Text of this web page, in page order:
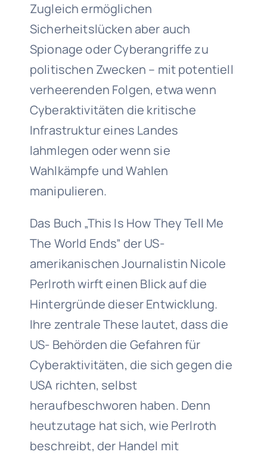
Zugleich ermöglichen
Sicherheitslücken aber auch
Spionage oder Cyberangriffe zu
politischen Zwecken – mit potentiell
verheerenden Folgen, etwa wenn
Cyberaktivitäten die kritische
Infrastruktur eines Landes
lahmlegen oder wenn sie
Wahlkämpfe und Wahlen
manipulieren.
Das Buch „This Is How They Tell Me
The World Ends” der US-
amerikanischen Journalistin Nicole
Perlroth wirft einen Blick auf die
Hintergründe dieser Entwicklung.
Ihre zentrale These lautet, dass die
US- Behörden die Gefahren für
Cyberaktivitäten, die sich gegen die
USA richten, selbst
heraufbeschworen haben. Denn
heutzutage hat sich, wie Perlroth
beschreibt, der Handel mit